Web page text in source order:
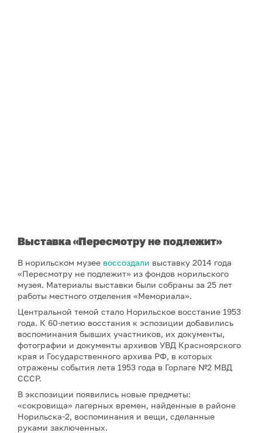
Выставка«Пересмотру не подлежит»
В норильском музее воссоздали выставку 2014 года
«Пересмотру не подлежит» из фондов норильского
музея. Материалы выставки были собраны за 25 лет
работы местного отделения «Мемориала».
Центральной темой стало Норильское восстание 1953
года. К 60-летию восстания к эспозиции добавились
воспоминания бывших участников, их документы,
фотографии и документы архивов УВД Красноярского
края и Государственного архива РФ, в которых
отражены события лета 1953 года в Горлаге №2 МВД
СССР.
В экспозиции появились новые предметы:
«сокровища» лагерных времен, найденные в районе
Норильска-2, воспоминания и вещи, сделанные
руками заключенных.